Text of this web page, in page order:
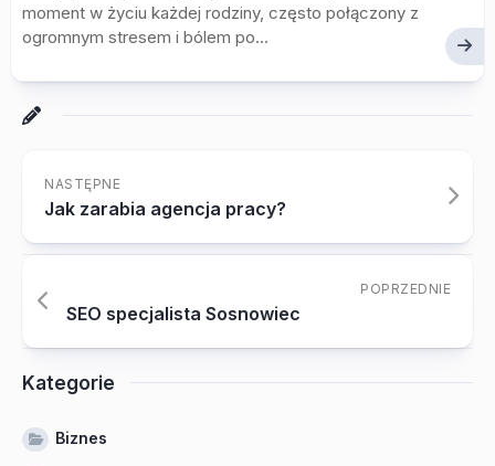
moment w życiu każdej rodziny, często połączony z
ogromnym stresem i bólem po...
NASTĘPNE
Jak zarabia agencja pracy?
POPRZEDNIE
SEO specjalista Sosnowiec
Kategorie
Biznes